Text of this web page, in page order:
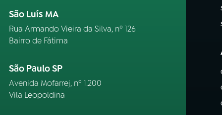
São Luís MA
Rua Armando Vieira da Silva, nº 126
Bairro de Fátima
São Paulo SP
Avenida Mofarrej, nº 1.200
Vila Leopoldina